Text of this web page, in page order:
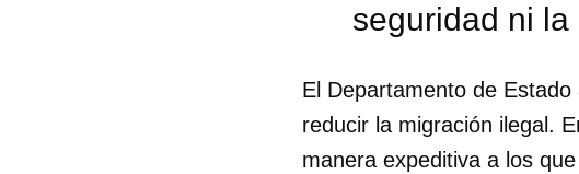
seguridad ni
El Departamento de
reducir la migración ilegal.
manera expeditiva a los